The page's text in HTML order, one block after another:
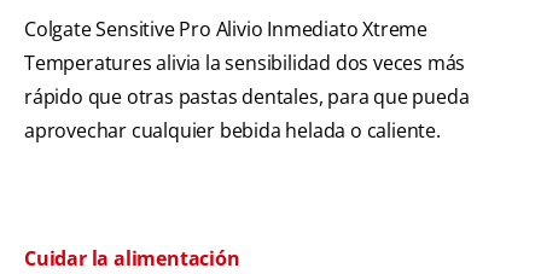
Colgate Sensitive Pro Alivio Inmediato Xtreme
Temperatures alivia la sensibilidad dos veces más
rápido que otras pastas dentales, para que pueda
aprovechar cualquier bebida helada o caliente.
Cuidar la alimentación